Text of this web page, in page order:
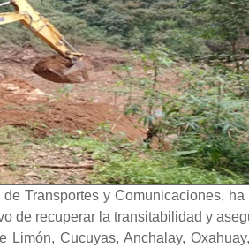
Transportes y Comunicaciones,
de recuperar la transitabilidad y
Cucuyas, Anchalay,